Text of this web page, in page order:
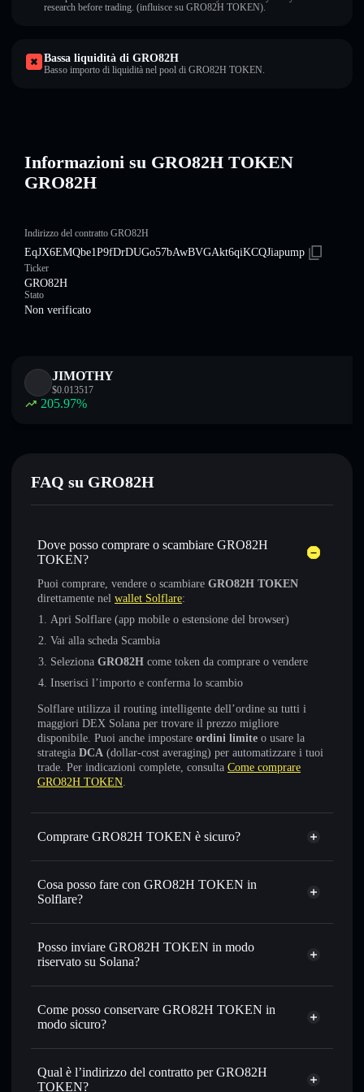
research before trading. (influisce su GRO82H TOKEN).
Bassa liquidità di GRO82H
Basso importo di liquidità nel pool di GRO82H TOKEN.
Informazioni su GRO82H TOKEN
GRO82H
Indirizzo del contratto GRO82H
EqJX6EMQbe1P9fDrDUGo57bAwBVGAkt6qiKCQJiapump
Ticker
GRO82H
Stato
Non verificato
JIMOTHY
$0.013517
205.97%
FAQ su GRO82H
Dove posso comprare o scambiare GRO82H
TOKEN?
Puoi comprare, vendere o scambiare GRO82H TOKEN
direttamente nel wallet Solflare:
Apri Solflare (app mobile o estensione del browser)
Vai alla scheda Scambia
Seleziona GRO82H come token da comprare o vendere
Inserisci l’importo e conferma lo scambio
Solflare utilizza il routing intelligente dell’ordine su tutti i
maggiori DEX Solana per trovare il prezzo migliore
disponibile. Puoi anche impostare ordini limite o usare la
strategia DCA (dollar-cost averaging) per automatizzare i tuoi
trade. Per indicazioni complete, consulta Come comprare
GRO82H TOKEN.
Comprare GRO82H TOKEN è sicuro?
GRO82H TOKEN non è verificato
Cosa posso fare con GRO82H TOKEN in
Solflare?
GRO82H TOKEN
wallet Solflare
Scambiare istantaneamente— scambia GRO82H in
SOL, USDC o in migliaia di altri token Solana al prezzo
prezzo desiderato di GRO82H
Usare il DCA
GRO82H nel tempo
Inviare in modo riservato
— trasferisci GRO82H senza
collegare pubblicamente i wallet usando l’Aggregatore di
Posso inviare GRO82H TOKEN in modo
riservato su Solana?
Aggregatore di privacy
Come posso conservare GRO82H TOKEN in
modo sicuro?
GRO82H TOKEN
Qual è l’indirizzo del contratto per GRO82H
TOKEN?